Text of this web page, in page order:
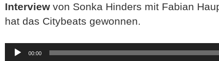
Interviewvon Sonka Hinders mit Fabian
hat das Citybeats gewonnen.
Audio-
Player
00:00